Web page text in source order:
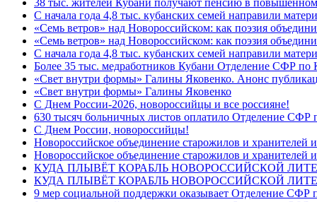
38 тыс. жителей Кубани получают пенсию в повышенном
С начала года 4,8 тыс. кубанских семей направили
«Семь ветров» над Новороссийском: как поэзия
«Семь ветров» над Новороссийском: как поэзия
С начала года 4,8 тыс. кубанских семей направили
Более 35 тыс. медработников Кубани Отделение СФР
«Свет внутри формы» Галины Яковенко. Анонс
«Свет внутри формы» Галины Яковенко
C Днем России-2026, новороссийцы и все россияне!
630 тысяч больничных листов оплатило Отделение СФР
C Днем России, новороссийцы!
Новороссийское объединение старожилов и
Новороссийское объединение старожилов и хранителей
КУДА ПЛЫВЁТ КОРАБЛЬ НОВОРОССИЙСКОЙ
КУДА ПЛЫВЁТ КОРАБЛЬ НОВОРОССИЙСКОЙ
9 мер социальной поддержки оказывает Отделение